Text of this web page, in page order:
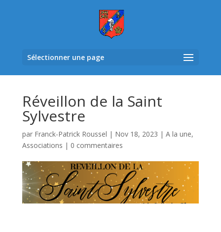
Sélectionner une page
Réveillon de la Saint
Sylvestre
par Franck-Patrick Roussel | Nov 18, 2023 | A la une,
Associations | 0 commentaires